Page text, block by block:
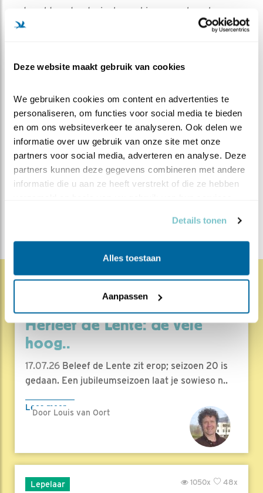
Deze website maakt gebruik van cookies
We gebruiken cookies om content en advertenties te
personaliseren, om functies voor social media te bieden
en om ons websiteverkeer te analyseren. Ook delen we
informatie over uw gebruik van onze site met onze
partners voor social media, adverteren en analyse. Deze
partners kunnen deze gegevens combineren met andere
informatie die u aan ze heeft verstrekt of die ze hebben
Details tonen
Alles toestaan
Aanpassen
wat zacht nestmateriaal naar binnen zoals wol en
veertjes. Hopelijk allemaal tekenen aan de wand dat we
BdL is een primeur. Vorig jaar hebben we de kleine
kijken met smart uit naar de volgende dagen!
Vind ik leuk
Bewaar deze blog
MEER OVER
Tapuit
Alle Beleef de Lente
blogs
Herleef de Lente: de vele
hoog..
17.07.26 Beleef de Lente zit erop; seizoen 20 is
gedaan. Een jubileumseizoen laat je sowieso n..
Lees meer
Door Louis van Oort
Lepelaar 48x
1050x